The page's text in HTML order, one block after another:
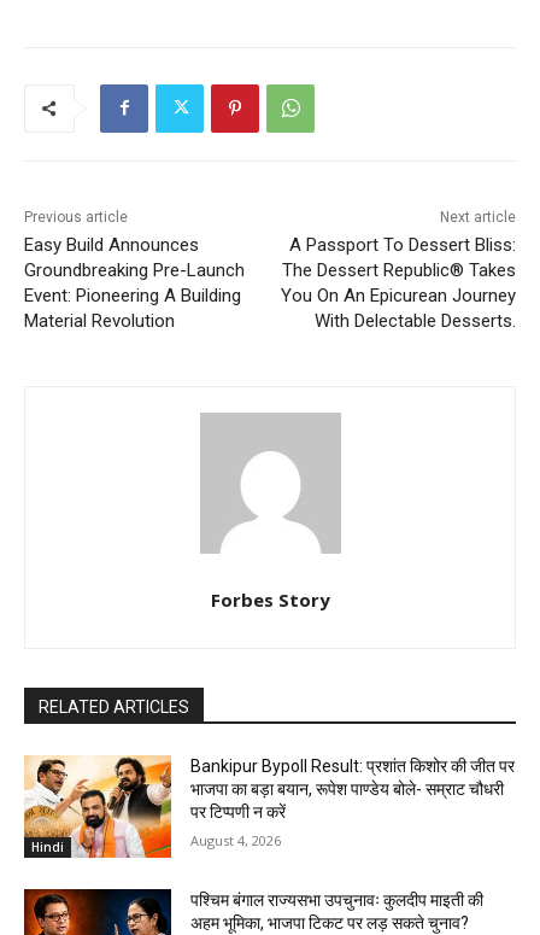
Previous article
Easy Build Announces
Groundbreaking Pre-Launch
Event: Pioneering A Building
Material Revolution
Next article
A Passport To Dessert Bliss:
The Dessert Republic® Takes
You On An Epicurean Journey
With Delectable Desserts.
Forbes Story
RELATED ARTICLES
Hindi
Bankipur Bypoll Result: प्रशांत किशोर की जीत पर
भाजपा का बड़ा बयान, रूपेश पाण्डेय बोले- सम्राट चौधरी
पर टिप्पणी न करें
August 4, 2026
पश्चिम बंगाल राज्यसभा उपचुनावः कुलदीप माइती की
अहम भूमिका, भाजपा टिकट पर लड़ सकते चुनाव?